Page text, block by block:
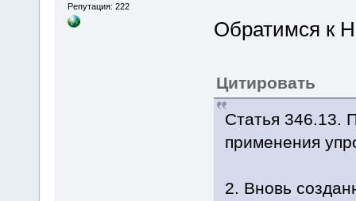
Репутация: 222
Обратимся к
Цитировать
Статья 346.13.
применения
2. Вновь